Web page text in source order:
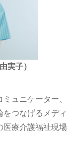
実子）
ュニケーター、
つなげるメディ
医療介護福祉現場